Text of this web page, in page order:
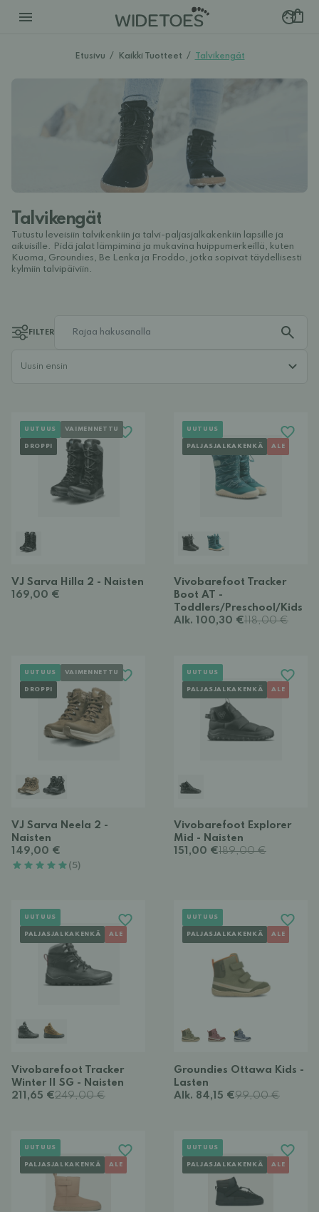
Etusivu / Kaikki Tuotteet / Talvikengät
Talvikengät
Tutustu leveisiin talvikenkiin ja talvi-paljasjalkakenkiin lapsille ja
aikuisille. Pidä jalat lämpiminä ja mukavina huippumerkeillä, kuten
Kuoma, Groundies, Be Lenka ja Froddo, jotka sopivat täydellisesti
kylmiin talvipäiviin.
FILTER
UUTUUS VAIMENNETTU
DROPPI
VJ Sarva Hilla 2 - Naisten
169,00 €
UUTUUS
PALJASJALKAKENKÄ ALE
Vivobarefoot Tracker
Boot AT -
Toddlers/Preschool/Kids
Alk. 100,30 €118,00 €
UUTUUS VAIMENNETTU
DROPPI
VJ Sarva Neela 2 -
Naisten
149,00 €
(5)
UUTUUS
PALJASJALKAKENKÄ ALE
Vivobarefoot Explorer
Mid - Naisten
151,00 €189,00 €
UUTUUS
PALJASJALKAKENKÄ ALE
Vivobarefoot Tracker
Winter II SG - Naisten
211,65 €249,00 €
UUTUUS
PALJASJALKAKENKÄ ALE
Groundies Ottawa Kids -
Lasten
Alk. 84,15 €99,00 €
UUTUUS
PALJASJALKAKENKÄ ALE
UUTUUS
PALJASJALKAKENKÄ ALE